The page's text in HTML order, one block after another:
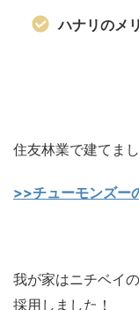
ハナリのメ
住友林業で建てま
>>チューモンズー
我が家はニチベイ
採用しました！